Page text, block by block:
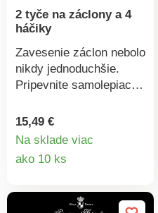
2 tyče na záclony a 4
háčiky
Zavesenie záclon nebolo
nikdy jednoduchšie.
Pripevnite samolepiace
roztiahnite tyče na šírku
okna a navlečte pútka
zavesiť tyče na háčiky.
15,49 €
Na sklade viac
ako 10 ks